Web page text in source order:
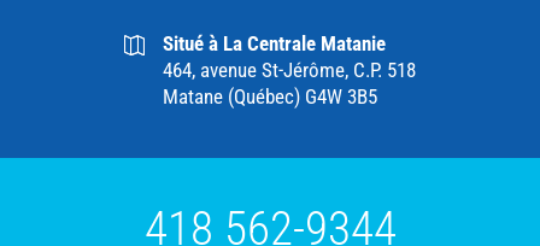
Situé à La Centrale Matanie
464, avenue St-Jérôme, C.P. 518
Matane (Québec) G4W 3B5
418 562-9344